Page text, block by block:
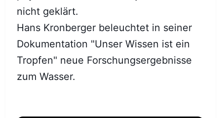
nicht geklärt.
Hans Kronberger beleuchtet in seiner
Dokumentation "Unser Wissen ist ein
Tropfen" neue Forschungsergebnisse
zum Wasser.